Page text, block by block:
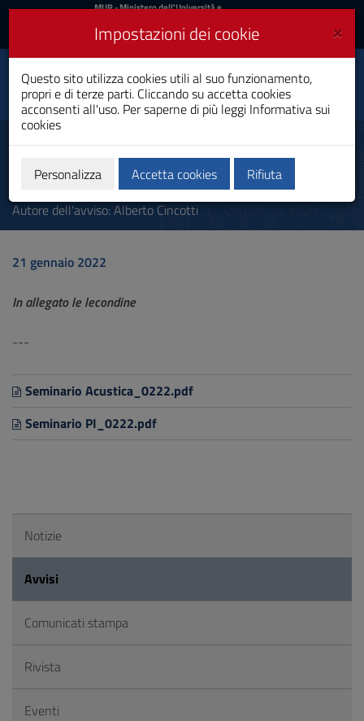
Vai
al
navigazione
del
sito
al
MIUR
Accedi
MUR- Ministero dell'Università e
Accedi UniCA News
Toggle
navigation
Università degli
Studi di Cagliari
Seminari di prevenzione incendi
e acustica
Autore dell'avviso:Alberto Cincotti
21 gennaio 2022
In allegato le lecondine
---
Seminario Acustica_0222.pdf
Seminario PI_0222.pdf
Notizie
Avvisi
Comunicati stampa
Rivista
Eventi
×
Impostazioni dei cookie
Questo sito utilizza cookies utili al suo funzionamento,
propri e di terze parti. Cliccando su accetta cookies
acconsenti all'uso. Per saperne di più leggi Informativa sui
cookies
Personalizza Accetta cookies Rifiuta